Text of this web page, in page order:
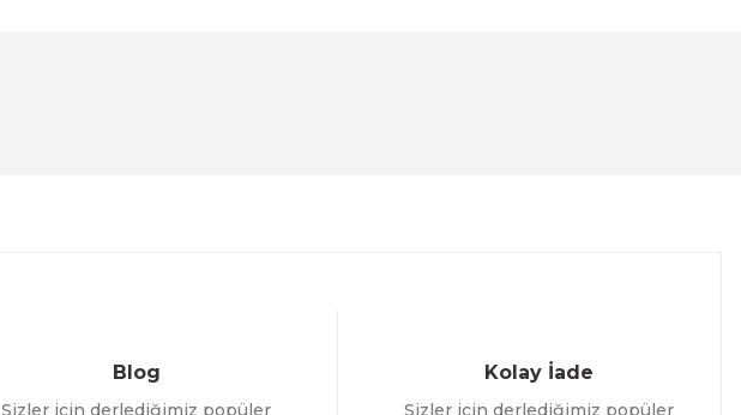
Blog
Sizler için derlediğimiz popüler
Kolay İade
Sizler için derlediğimiz popüler